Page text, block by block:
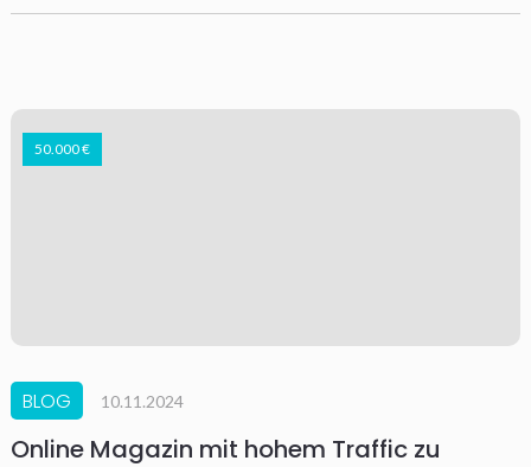
50.000 €
BLOG 10.11.2024
Online Magazin mit hohem Traffic zu